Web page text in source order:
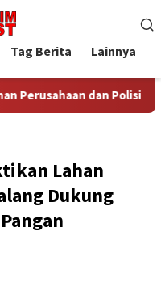
Tag Berita Lainnya
dan Polisi Gagalkan
Lahan
Dukung